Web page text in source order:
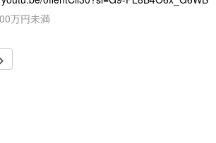
万円未満